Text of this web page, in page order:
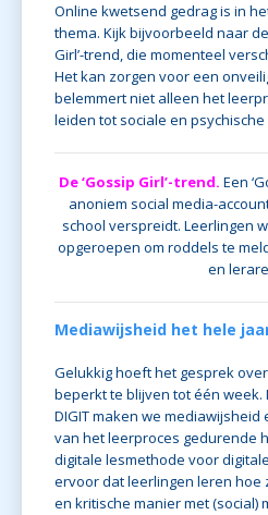
Online kwetsend gedrag is in
thema. Kijk bijvoorbeeld naar
Girl’-trend, die momenteel
Het kan zorgen voor een
belemmert niet alleen het
leiden tot sociale en
De ‘Gossip Girl’-trend. Een
anoniem social media-
school verspreidt. Leerlingen
opgeroepen om roddels te
en
Mediawijsheid het hele
Gelukkig hoeft het gesprek
beperkt te blijven tot één
DIGIT maken we
van het leerproces gedurende
digitale lesmethode voor
ervoor dat leerlingen leren hoe
en kritische manier met (social)